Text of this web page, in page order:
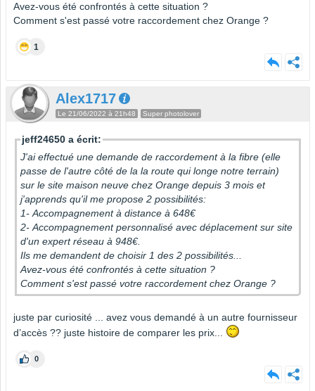
Avez-vous été confrontés à cette situation ?
Comment s'est passé votre raccordement chez Orange ?
1
Alex1717
Le 21/06/2022 à 21h48 Super photolover
jeff24650 a écrit:
J'ai effectué une demande de raccordement à la fibre (elle
passe de l'autre côté de la la route qui longe notre terrain)
sur le site maison neuve chez Orange depuis 3 mois et
j'apprends qu'il me propose 2 possibilités:
1- Accompagnement à distance à 648€
2- Accompagnement personnalisé avec déplacement sur site
d'un expert réseau à 948€.
Ils me demandent de choisir 1 des 2 possibilités...
Avez-vous été confrontés à cette situation ?
Comment s'est passé votre raccordement chez Orange ?
juste par curiosité ... avez vous demandé à un autre fournisseur
d’accès ?? juste histoire de comparer les prix...
0